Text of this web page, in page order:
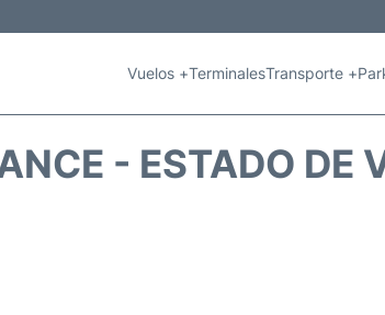
Vuelos +TerminalesTransporte +
- ESTADO DE